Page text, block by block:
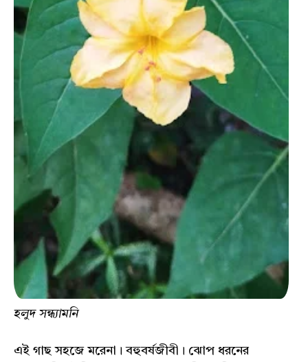
হলুদ সন্ধ্যামনি
এই গাছ সহজে মরেনা। বহুবর্ষজীবী। ঝোপ ধরনের